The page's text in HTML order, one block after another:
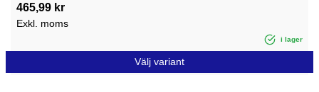
465,99 kr
Exkl. moms
i lager
Välj variant